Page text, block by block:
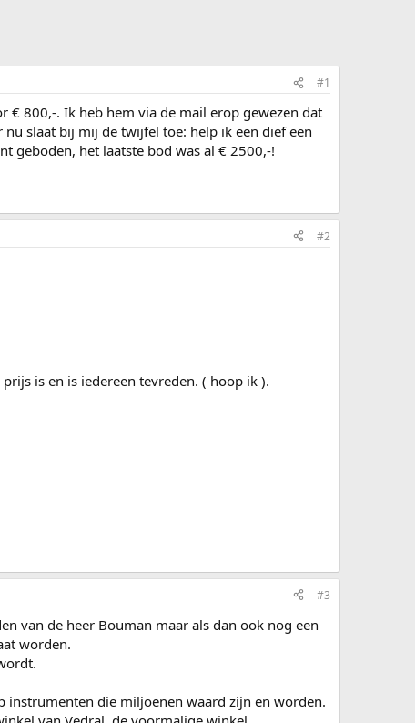
#1
€ 800,-. Ik heb hem via de mail erop gewezen dat
slaat bij mij de twijfel toe: help ik een dief een
geboden, het laatste bod was al € 2500,-!
#2
is en is iedereen tevreden. ( hoop ik ).
#3
van de heer Bouman maar als dan ook nog een
worden.
instrumenten die miljoenen waard zijn en worden.